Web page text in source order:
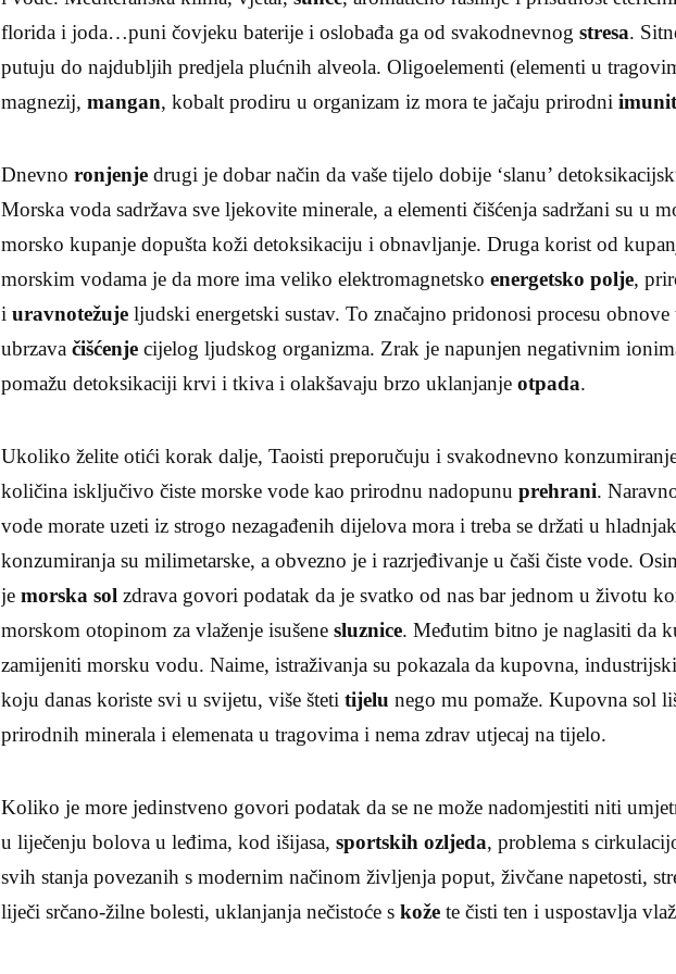
florida i joda…puni čovjeku baterije i oslobađa ga od svakodnevnogstresa.
putuju do najdubljih predjela plućnih alveola. Oligoelementi (elementi u
magnezij,mangan, kobalt prodiru u organizam iz mora te jačaju prirodni
Dnevnoronjenje drugi je dobar način da vaše tijelo dobije ‘slanu’
Morska voda sadržava sve ljekovite minerale, a elementi čišćenja sadržani su u
morsko kupanje dopušta koži detoksikaciju i obnavljanje. Druga korist od
morskim vodama je da more ima veliko elektromagnetskoenergetsko polje,
iuravnotežuje ljudski energetski sustav. To značajno pridonosi procesu obnove
ubrzavačišćenje cijelog ljudskog organizma. Zrak je napunjen negativnim
pomažu detoksikaciji krvi i tkiva i olakšavaju brzo uklanjanjeotpada.
Ukoliko želite otići korak dalje, Taoisti preporučuju i svakodnevno
količina isključivo čiste morske vode kao prirodnu nadopunuprehrani.
vode morate uzeti iz strogo nezagađenih dijelova mora i treba se držati u
konzumiranja su milimetarske, a obvezno je i razrjeđivanje u čaši čiste vode.
jemorska sol zdrava govori podatak da je svatko od nas bar jednom u životu
morskom otopinom za vlaženje isušenesluznice. Međutim bitno je naglasiti da
zamijeniti morsku vodu. Naime, istraživanja su pokazala da kupovna,
koju danas koriste svi u svijetu, više štetitijelu nego mu pomaže. Kupovna sol
prirodnih minerala i elemenata u tragovima i nema zdrav utjecaj na tijelo.
Koliko je more jedinstveno govori podatak da se ne može nadomjestiti niti
u liječenju bolova u leđima, kod išijasa,sportskih ozljeda, problema s
svih stanja povezanih s modernim načinom življenja poput, živčane napetosti,
liječi srčano-žilne bolesti, uklanjanja nečistoće skože te čisti ten i uspostavlja